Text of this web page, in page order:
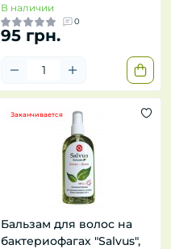
В наличии
0
95 грн.
Заканчивается
Бальзам для волос на
бактериофагах "Salvus",